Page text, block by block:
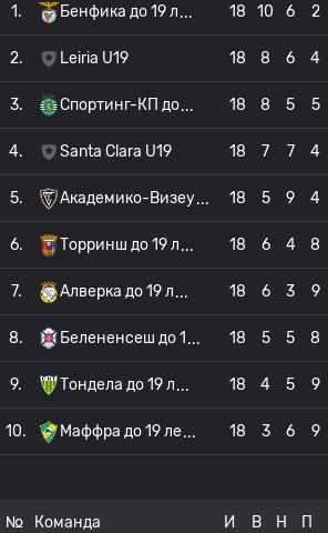
1. Бенфика до 19 л 18 10 6 2
2. Leiria U19 18 8 6 4
3. Спортинг-КП до 18 8 5 5
4. Santa Clara U19 18 7 7 4
5. Академико-Визеу 18 5 9 4
6. Торринш до 19 л 18 6 4 8
7. Алверка до 19 л 18 6 3 9
8. Белененсеш до 1 18 5 5 8
9. Тондела до 19 л 18 4 5 9
10. Маффра до 19 ле 18 3 6 9
№ Команда И В Н П